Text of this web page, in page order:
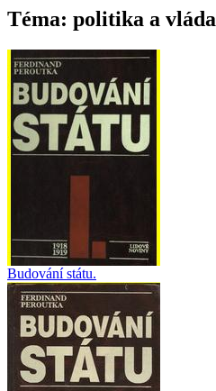
Téma: politika a vláda
Budování státu.